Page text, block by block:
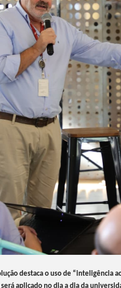
destaca o uso de “inteligência
aplicado no dia a dia da